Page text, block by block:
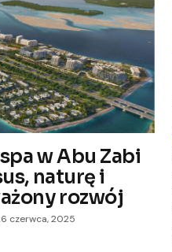
w Abu Zabi
naturę i
rozwój
czerwca, 2025